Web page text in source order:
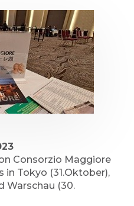
Consorzio Maggiore
in Tokyo (31.Oktober),
Warschau (30.